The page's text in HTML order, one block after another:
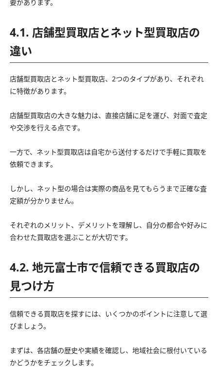
要があります。
4.1. 店舗型買取店とネット型買取店の
違い
店舗型買取店とネット型買取店、2つのタイプがあり、それぞれ
に特徴があります。
店舗型買取店の大きな魅力は、直接店舗に足を運び、対面で査定
や交渉を行える点です。
一方で、ネット型買取店は自宅から送付するだけで手軽に買取を
依頼できます。
しかし、ネット型の場合は実際の商品を見てもらうまで正確な査
定額が分かりません。
それぞれのメリット、デメリットを理解し、自分の都合や好みに
合わせた買取店を選ぶことが大切です。
4.2. 地元富士市で信頼できる買取店の
見つけ方
信頼できる買取店を探すには、いくつかのポイントに注意して選
びましょう。
まずは、各店舗の歴史や実績を確認し、地域社会に根付いている
かどうかをチェックします。